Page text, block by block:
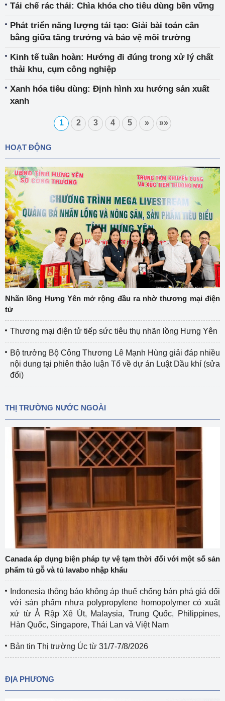
Tái chế rác thải: Chìa khóa cho tiêu dùng bền vững
Phát triển năng lượng tái tạo: Giải bài toán cân
bằng giữa tăng trưởng và bảo vệ môi trường
Kinh tế tuần hoàn: Hướng đi đúng trong xử lý chất
thải khu, cụm công nghiệp
Xanh hóa tiêu dùng: Định hình xu hướng sản xuất
xanh
1 2 3 4 5 » »»
HOẠT ĐỘNG
Nhãn lồng Hưng Yên mở rộng đầu ra nhờ thương mại điện
tử
Thương mại điện tử tiếp sức tiêu thụ nhãn lồng Hưng Yên
Bộ trưởng Bộ Công Thương Lê Mạnh Hùng giải đáp nhiều
nội dung tại phiên thảo luận Tổ về dự án Luật Dầu khí (sửa
đổi)
THỊ TRƯỜNG NƯỚC NGOÀI
Canada áp dụng biện pháp tự vệ tạm thời đối với một số sản
phẩm tủ gỗ và tủ lavabo nhập khẩu
Indonesia thông báo không áp thuế chống bán phá giá đối
với sản phẩm nhựa polypropylene homopolymer có xuất
xứ từ Ả Rập Xê Út, Malaysia, Trung Quốc, Philippines,
Hàn Quốc, Singapore, Thái Lan và Việt Nam
Bản tin Thị trường Úc từ 31/7-7/8/2026
ĐỊA PHƯƠNG